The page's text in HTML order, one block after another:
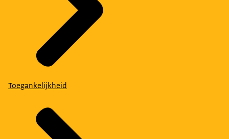
Toegankelijkheid